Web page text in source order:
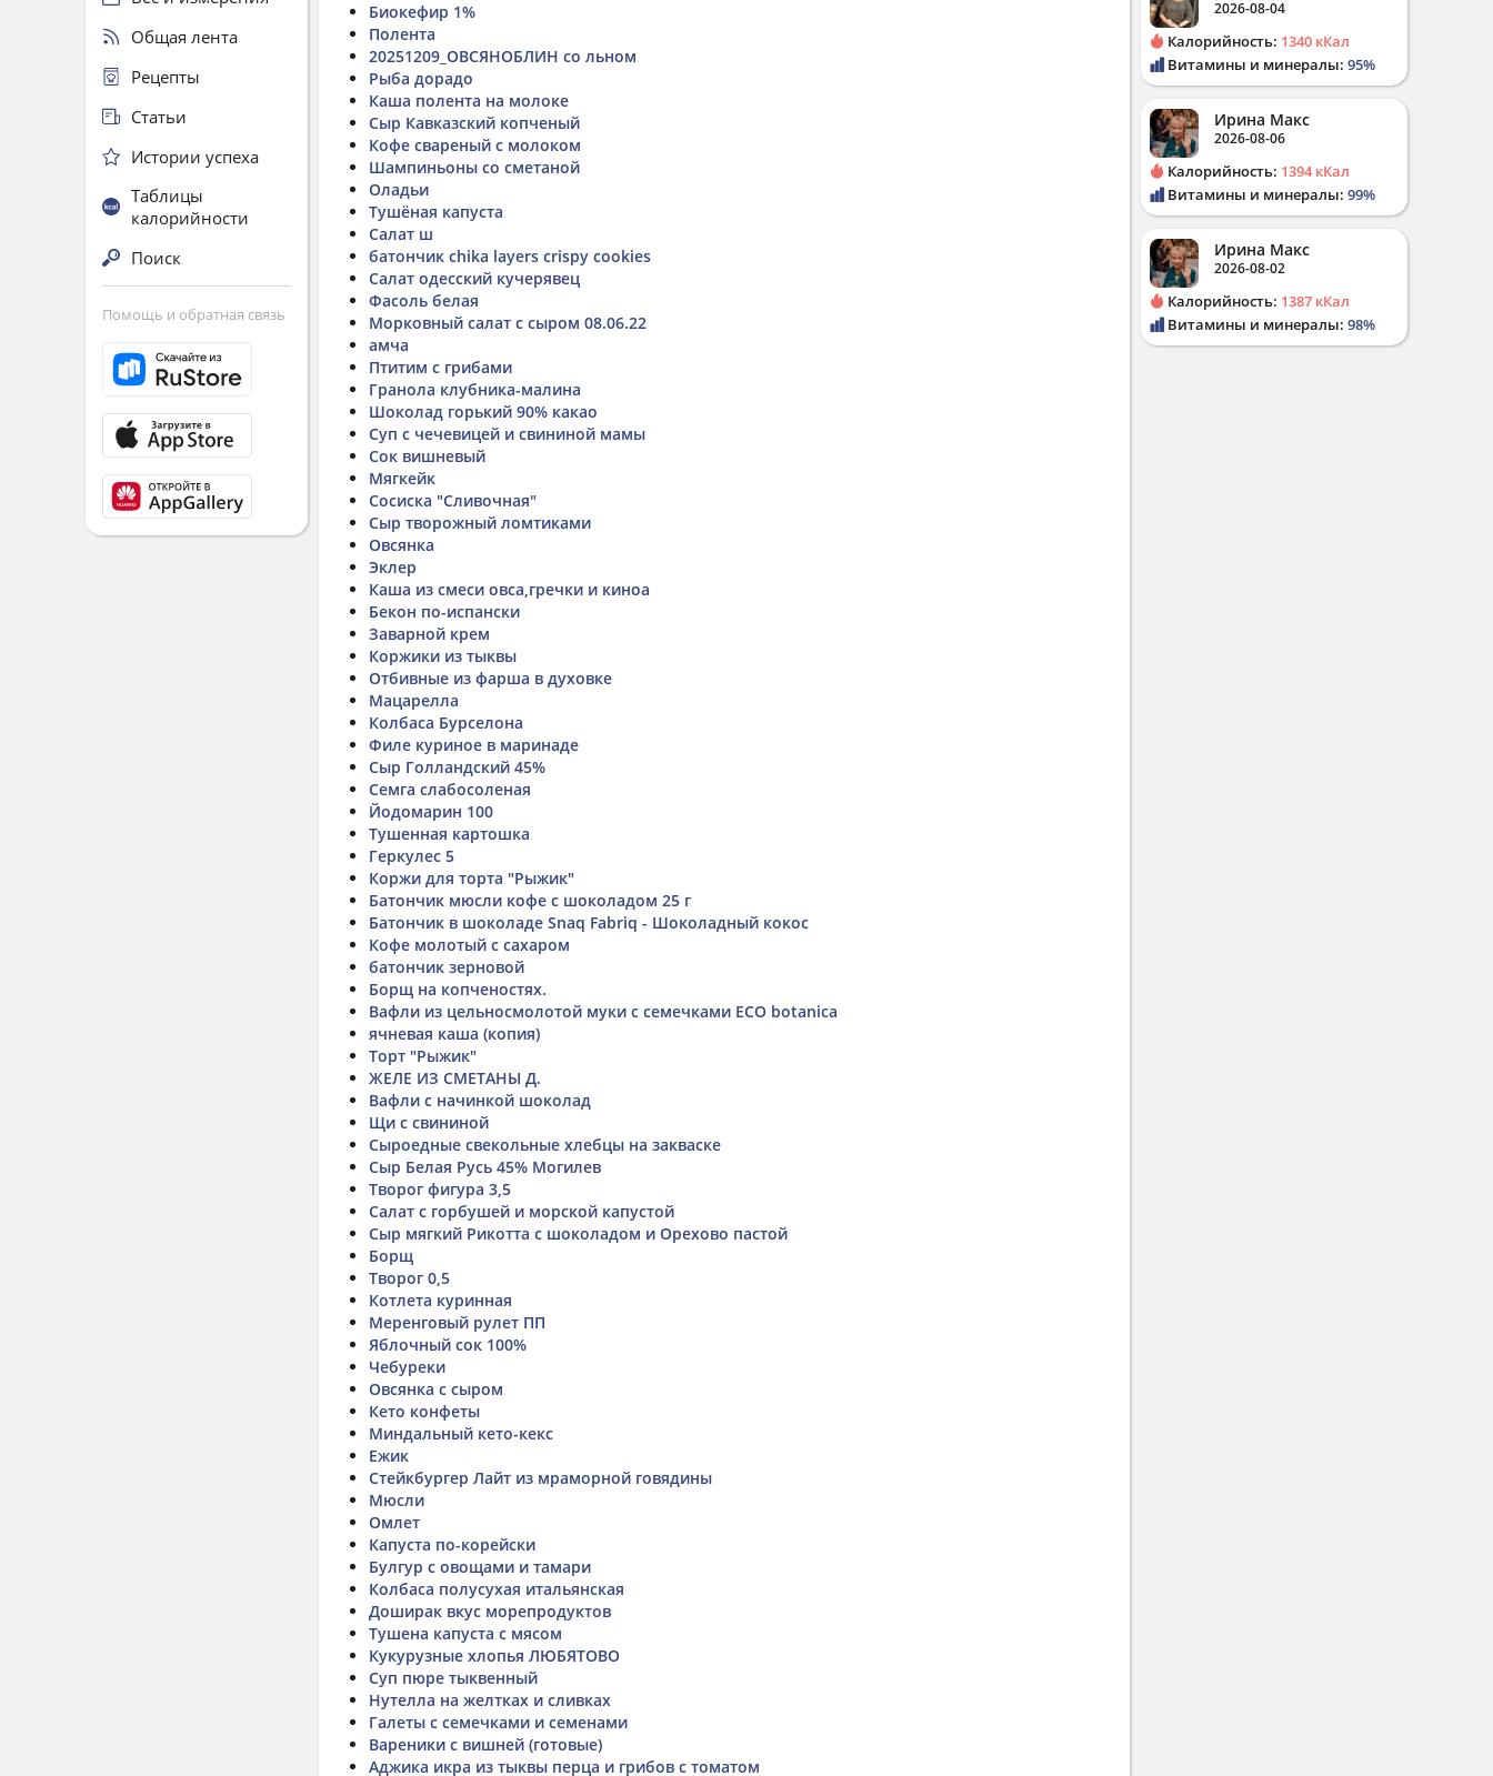
Биокефир 1%
Полента
20251209_ОВСЯНОБЛИН со льном
Рыба дорадо
Каша полента на молоке
Сыр Кавказский копченый
Кофе свареный с молоком
Шампиньоны со сметаной
Оладьи
Тушёная капуста
Салат ш
батончик chika layers crispy cookies
Салат одесский кучерявец
Фасоль белая
Морковный салат с сыром 08.06.22
амча
Птитим с грибами
Гранола клубника-малина
Шоколад горький 90% какао
Суп с чечевицей и свининой мамы
Сок вишневый
Мягкейк
Сосиска "Сливочная"
Сыр творожный ломтиками
Овсянка
Эклер
Каша из смеси овса,гречки и киноа
Бекон по-испански
Заварной крем
Коржики из тыквы
Отбивные из фарша в духовке
Мацарелла
Колбаса Бурселона
Филе куриное в маринаде
Сыр Голландский 45%
Семга слабосоленая
Йодомарин 100
Тушенная картошка
Геркулес 5
Коржи для торта "Рыжик"
Батончик мюсли кофе с шоколадом 25 г
Батончик в шоколаде Snaq Fabriq - Шоколадный кокос
Кофе молотый с сахаром
батончик зерновой
Борщ на копченостях.
Вафли из цельносмолотой муки с семечками ECO botanica
ячневая каша (копия)
Торт "Рыжик"
ЖЕЛЕ ИЗ СМЕТАНЫ Д.
Вафли с начинкой шоколад
Щи с свининой
Сыроедные свекольные хлебцы на закваске
Сыр Белая Русь 45% Могилев
Творог фигура 3,5
Салат с горбушей и морской капустой
Сыр мягкий Рикотта с шоколадом и Орехово пастой
Борщ
Творог 0,5
Котлета куринная
Меренговый рулет ПП
Яблочный сок 100%
Чебуреки
Овсянка с сыром
Кето конфеты
Миндальный кето-кекс
Ежик
Стейкбургер Лайт из мраморной говядины
Мюсли
Омлет
Капуста по-корейски
Булгур с овощами и тамари
Колбаса полусухая итальянская
Доширак вкус морепродуктов
Тушена капуста с мясом
Кукурузные хлопья ЛЮБЯТОВО
Суп пюре тыквенный
Нутелла на желтках и сливках
Галеты с семечками и семенами
Вареники с вишней (готовые)
Аджика икра из тыквы перца и грибов с томатом
Общая лента
Рецепты
Статьи
Истории успеха
Таблицы
калорийности
Поиск
Помощь и обратная связь
2026-08-04
Калорийность: 1340 кКал
Витамины и минералы: 95%
Ирина Макс
2026-08-06
Калорийность: 1394 кКал
Витамины и минералы: 99%
Ирина Макс
2026-08-02
Калорийность: 1387 кКал
Витамины и минералы: 98%